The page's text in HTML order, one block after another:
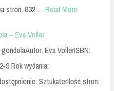
stron: 832 … Read More
– Eva Voller
Eva VollerISBN:
9 Rok wydania:
SztukaterIlość stron: